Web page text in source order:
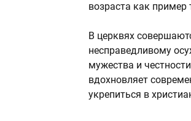
возраста как пример
В церквях
несправедливому
мужества и
вдохновляет
укрепиться в